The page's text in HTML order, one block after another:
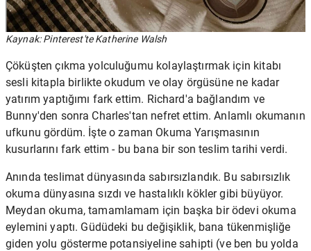
Kaynak: Pinterest'te Katherine Walsh
Çöküşten çıkma yolculuğumu kolaylaştırmak için kitabı
sesli kitapla birlikte okudum ve olay örgüsüne ne kadar
yatırım yaptığımı fark ettim. Richard'a bağlandım ve
Bunny'den sonra Charles'tan nefret ettim. Anlamlı okumanın
ufkunu gördüm. İşte o zaman Okuma Yarışmasının
kusurlarını fark ettim - bu bana bir son teslim tarihi verdi.
Anında teslimat dünyasında sabırsızlandık. Bu sabırsızlık
okuma dünyasına sızdı ve hastalıklı kökler gibi büyüyor.
Meydan okuma, tamamlamam için başka bir ödevi okuma
eylemini yaptı. Güdüdeki bu değişiklik, bana tükenmişliğe
giden yolu gösterme potansiyeline sahipti (ve ben bu yolda